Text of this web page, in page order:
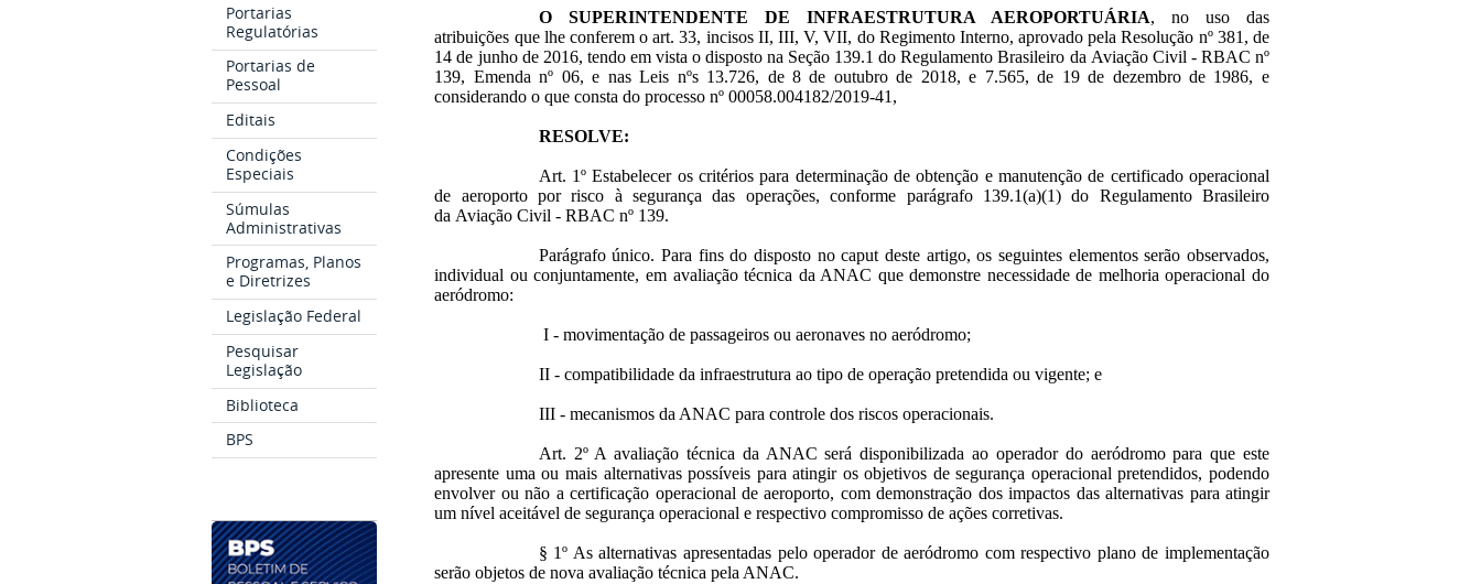
Portarias
Regulatórias
Portarias de
Pessoal
Editais
Condições
Especiais
Súmulas
Administrativas
Programas, Planos
e Diretrizes
Legislação Federal
Pesquisar
Legislação
Biblioteca
BPS
O SUPERINTENDENTE DE INFRAESTRUTURA AEROPORTUÁRIA, no uso das
atribuições que lhe conferem o art. 33, incisos II, III, V, VII, do Regimento Interno, aprovado pela Resolução nº 381, de
14 de junho de 2016, tendo em vista o disposto na Seção 139.1 do Regulamento Brasileiro da Aviação Civil - RBAC nº
139, Emenda nº 06, e nas Leis nºs 13.726, de 8 de outubro de 2018, e 7.565, de 19 de dezembro de 1986, e
considerando o que consta do processo nº 00058.004182/2019-41,
RESOLVE:
Art. 1º Estabelecer os critérios para determinação de obtenção e manutenção de certificado operacional
de aeroporto por risco à segurança das operações, conforme parágrafo 139.1(a)(1) do Regulamento Brasileiro
da Aviação Civil - RBAC nº 139.
Parágrafo único. Para fins do disposto no caput deste artigo, os seguintes elementos serão observados,
individual ou conjuntamente, em avaliação técnica da ANAC que demonstre necessidade de melhoria operacional do
aeródromo:
I - movimentação de passageiros ou aeronaves no aeródromo;
II - compatibilidade da infraestrutura ao tipo de operação pretendida ou vigente; e
III - mecanismos da ANAC para controle dos riscos operacionais.
Art. 2º A avaliação técnica da ANAC será disponibilizada ao operador do aeródromo para que este
apresente uma ou mais alternativas possíveis para atingir os objetivos de segurança operacional pretendidos, podendo
envolver ou não a certificação operacional de aeroporto, com demonstração dos impactos das alternativas para atingir
um nível aceitável de segurança operacional e respectivo compromisso de ações corretivas.
§ 1º As alternativas apresentadas pelo operador de aeródromo com respectivo plano de implementação
serão objetos de nova avaliação técnica pela ANAC.